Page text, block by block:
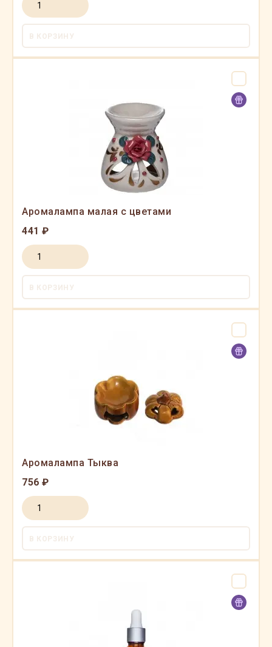
В КОРЗИНУ
Аромалампа малая с цветами
441 ₽
В КОРЗИНУ
Аромалампа Тыква
756 ₽
В КОРЗИНУ